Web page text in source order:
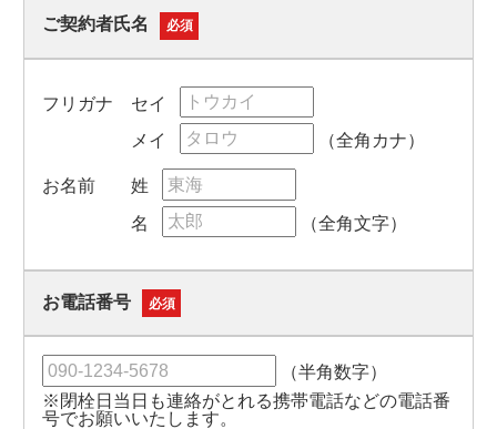
ご契約者氏名 必須
フリガナ
セイ
メイ
（全角カナ）
お名前
姓
名
（全角文字）
お電話番号 必須
（半角数字）
※閉栓日当日も連絡がとれる携帯電話などの電話番
号でお願いいたします。